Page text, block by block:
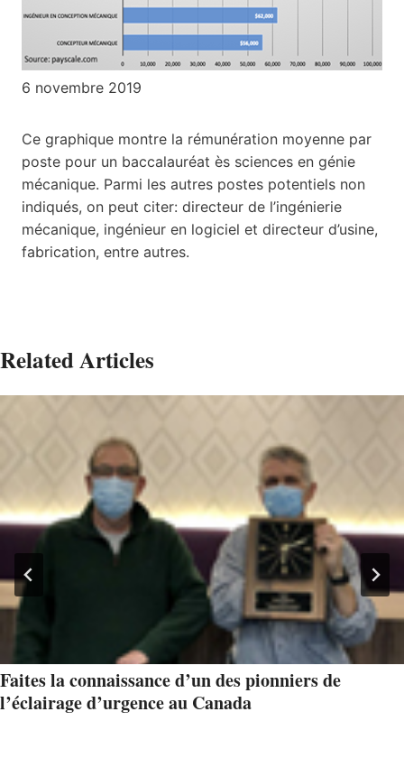
6 novembre 2019
Ce graphique montre la rémunération moyenne par
poste pour un baccalauréat ès sciences en génie
mécanique. Parmi les autres postes potentiels non
indiqués, on peut citer: directeur de l’ingénierie
mécanique, ingénieur en logiciel et directeur d’usine,
fabrication, entre autres.
Related Articles
Faites la connaissance d’un des pionniers de
l’éclairage d’urgence au Canada